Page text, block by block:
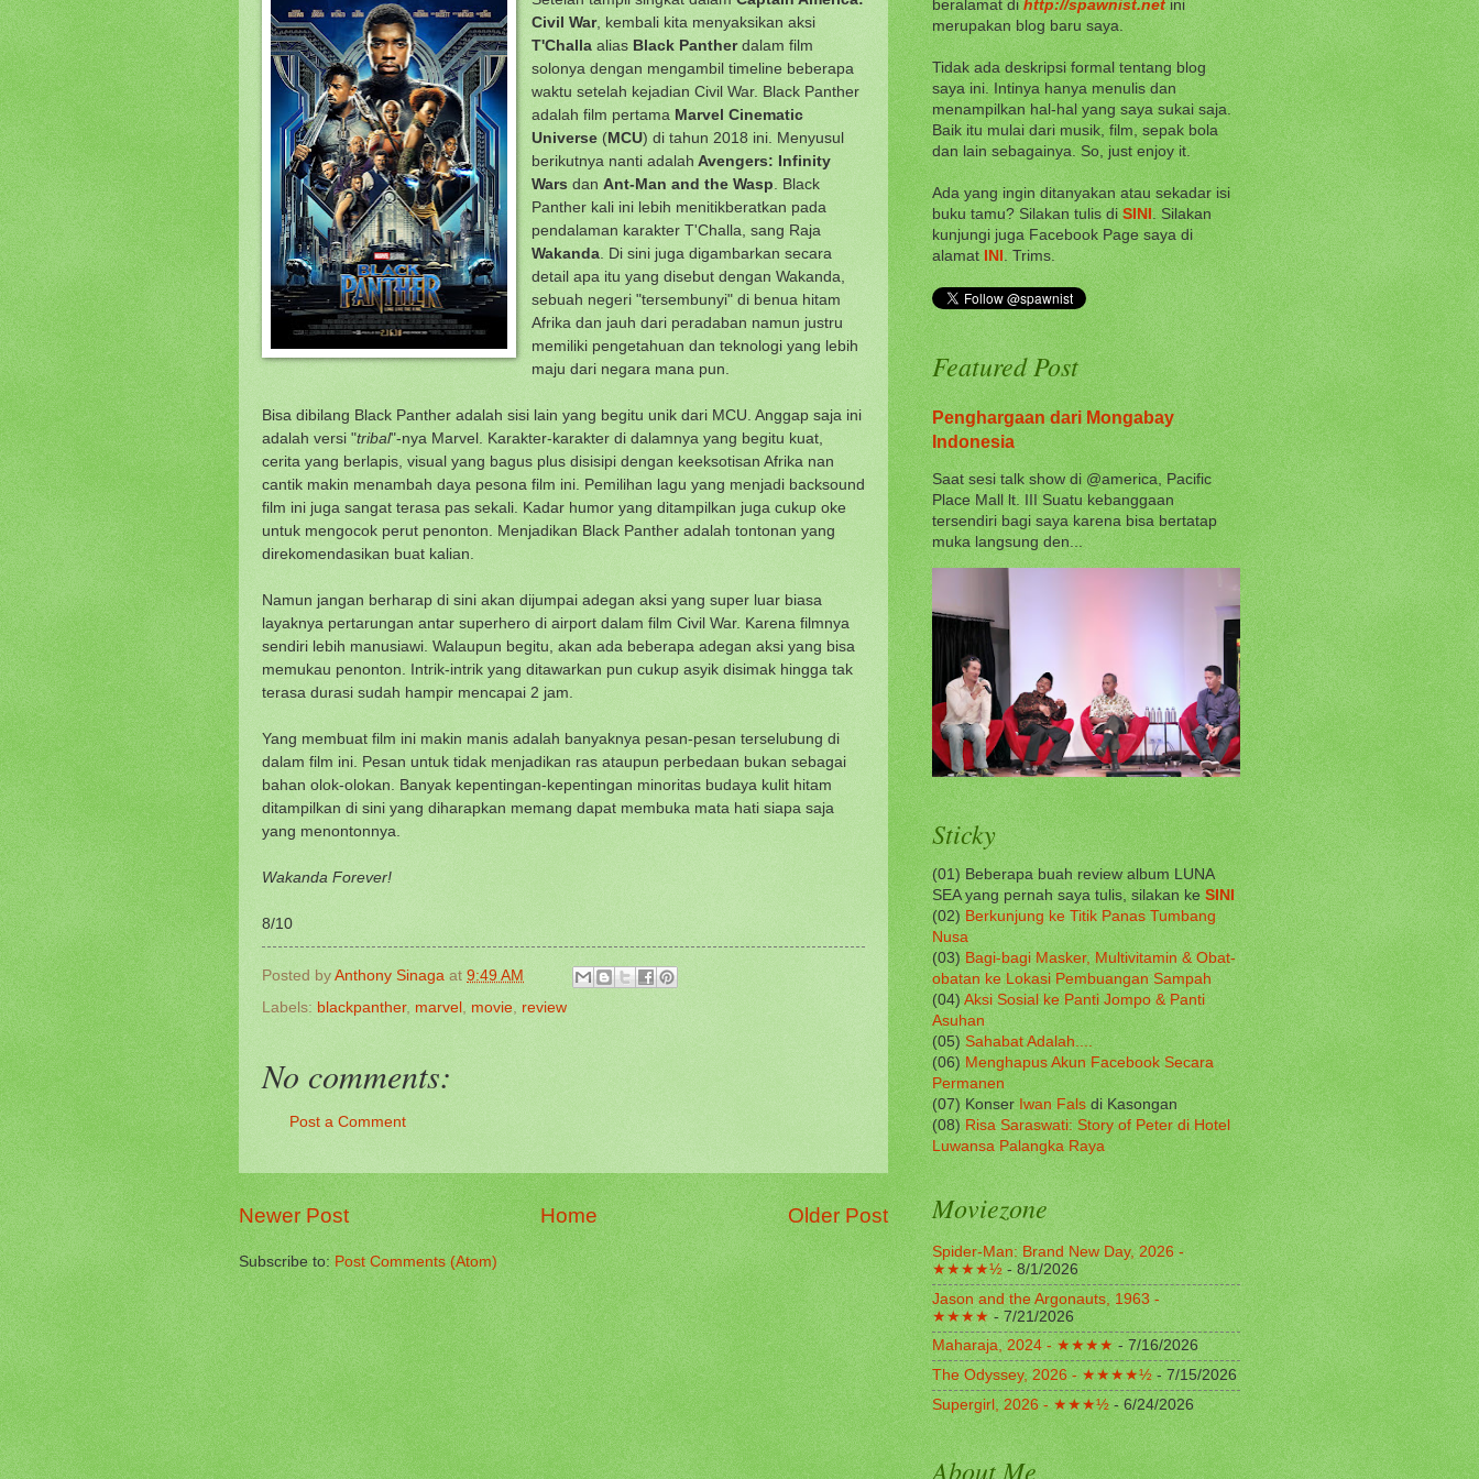
Civil War, kembali kita menyaksikan aksi
T'Challaalias Black Pantherdalam film
solonya dengan mengambil timeline beberapa
waktu setelah kejadian Civil War. Black Panther
adalah film pertama Marvel Cinematic
Universe (MCU) di tahun 2018 ini. Menyusul
berikutnya nanti adalah Avengers: Infinity
Wars danAnt-Man and the Wasp . Black
Panther kali ini lebih menitikberatkan pada
pendalaman karakter T'Challa, sang Raja
Wakanda . Di sini juga digambarkan secara
detail apa itu yang disebut dengan Wakanda,
sebuah negeri "tersembunyi" di benua hitam
Afrika dan jauh dari peradaban namun justru
memiliki pengetahuan dan teknologi yang lebih
maju dari negara mana pun.
Bisa dibilang Black Panther adalah sisi lain yang begitu unik dari MCU. Anggap saja ini
adalah versi "tribal"-nya Marvel. Karakter-karakter di dalamnya yang begitu kuat,
cerita yang berlapis, visual yang bagus plus disisipi dengan keeksotisan Afrika nan
cantik makin menambah daya pesona film ini. Pemilihan lagu yang menjadi backsound
film ini juga sangat terasa pas sekali. Kadar humor yang ditampilkan juga cukup oke
untuk mengocok perut penonton. Menjadikan Black Panther adalah tontonan yang
direkomendasikan buat kalian.
Namun jangan berharap di sini akan dijumpai adegan aksi yang super luar biasa
layaknya pertarungan antar superhero di airport dalam film Civil War. Karena filmnya
sendiri lebih manusiawi. Walaupun begitu, akan ada beberapa adegan aksi yang bisa
memukau penonton. Intrik-intrik yang ditawarkan pun cukup asyik disimak hingga tak
terasa durasi sudah hampir mencapai 2 jam.
Yang membuat film ini makin manis adalah banyaknya pesan-pesan terselubung di
dalam film ini. Pesan untuk tidak menjadikan ras ataupun perbedaan bukan sebagai
bahan olok-olokan. Banyak kepentingan-kepentingan minoritas budaya kulit hitam
ditampilkan di sini yang diharapkan memang dapat membuka mata hati siapa saja
yang menontonnya.
Wakanda Forever!
8/10
Posted by Anthony Sinaga at 9:49 AM
Labels: blackpanther, marvel movie review
No comments:
Post a Comment
Newer Post Older Post
Home
Subscribe to:Post Comments (Atom)
beralamat dihttp://spawnist.netini
merupakan blog baru saya.
Tidak ada deskripsi formal tentang blog
saya ini. Intinya hanya menulis dan
menampilkan hal-hal yang saya sukai saja.
Baik itu mulai dari musik, film, sepak bola
dan lain sebagainya. So, just enjoy it.
Ada yang ingin ditanyakan atau sekadar isi
buku tamu? Silakan tulis diSINI. Silakan
kunjungi juga Facebook Page saya di
alamat INI. Trims.
Featured Post
Penghargaan dari Mongabay
Indonesia
Saat sesi talk show di @america, Pacific
Place Mall lt. III Suatu kebanggaan
tersendiri bagi saya karena bisa bertatap
muka langsung den...
Sticky
(01) Beberapa buah review album LUNA
SEA yang pernah saya tulis, silakan ke SINI
(02)Berkunjung ke Titik Panas Tumbang
Nusa
(03)Bagi-bagi Masker, Multivitamin & Obat-
obatan ke Lokasi Pembuangan Sampah
(04)Aksi Sosial ke Panti Jompo & Panti
Asuhan
(05)Sahabat Adalah....
(06)Menghapus Akun Facebook Secara
Permanen
(07) Konser Iwan Falsdi Kasongan
(08)Risa Saraswati: Story of Peter di Hotel
Luwansa Palangka Raya
Moviezone
Spider-Man: Brand New Day, 2026 -
★★★★½- 8/1/2026
Jason and the Argonauts, 1963 -
★★★★- 7/21/2026
Maharaja, 2024 - ★★★★- 7/16/2026
The Odyssey, 2026 - ★★★★½- 7/15/2026
Supergirl, 2026 - ★★★½- 6/24/2026
About Me